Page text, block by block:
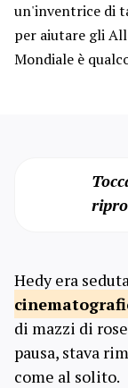
un'inventrice di
per aiutare gli
Mondiale è
Hedy era
di mazzi di
pausa, stava
come al solito.